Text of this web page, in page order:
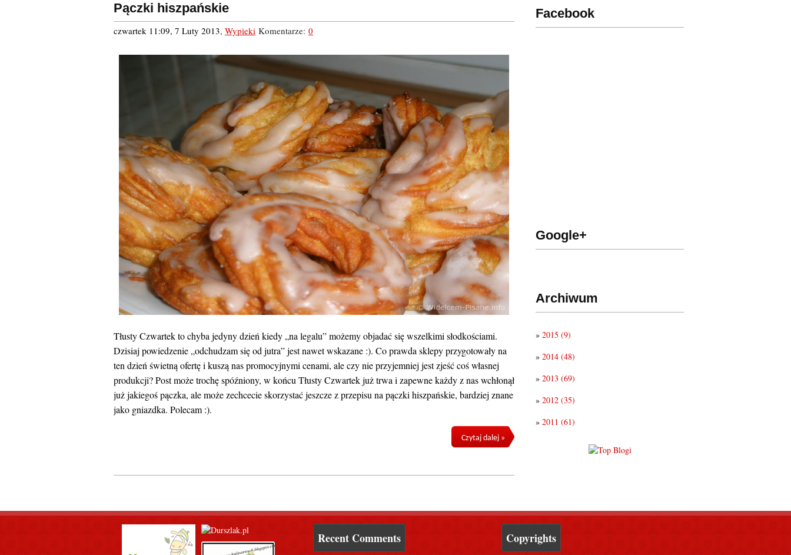
Facebook
Google+
Archiwum
» 2015 (9)
» 2014 (48)
» 2013 (69)
» 2012 (35)
» 2011 (61)
Pączki hiszpańskie
czwartek 11:09, 7 Luty 2013, Wypieki Komentarze: 0
Tłusty Czwartek to chyba jedyny dzień kiedy „na legalu” możemy objadać się wszelkimi słodkościami.
Dzisiaj powiedzenie „odchudzam się od jutra” jest nawet wskazane :). Co prawda sklepy przygotowały na
ten dzień świetną ofertę i kuszą nas promocyjnymi cenami, ale czy nie przyjemniej jest zjeść coś własnej
produkcji? Post może trochę spóźniony, w końcu Tłusty Czwartek już trwa i zapewne każdy z nas wchłonął
już jakiegoś pączka, ale może zechcecie skorzystać jeszcze z przepisu na pączki hiszpańskie, bardziej znane
jako gniazdka. Polecam :).
Czytaj dalej »
Recent Comments Copyrights